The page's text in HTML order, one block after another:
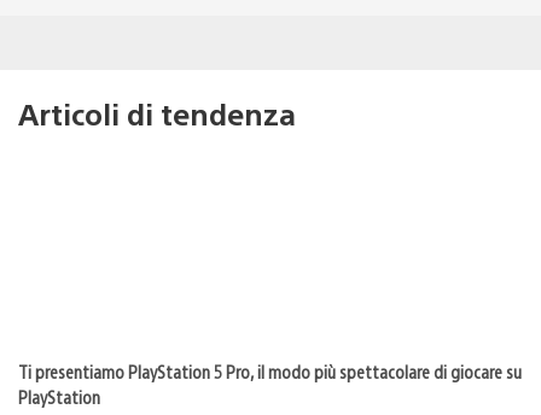
Articoli di tendenza
Ti presentiamo PlayStation 5 Pro, il modo più spettacolare di giocare su
PlayStation